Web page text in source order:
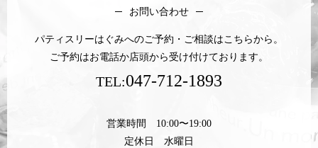
お問い合わせ
パティスリーはぐみへのご予約・ご相談はこちらから。
ご予約はお電話か店頭から受け付けております。
TEL:047-712-1893
営業時間 10:00〜19:00
定休日 水曜日